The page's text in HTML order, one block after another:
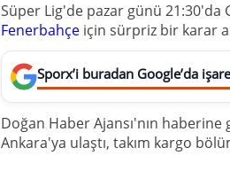
Süper Lig'de pazar günü 21:30'da
Fenerbahçe için sürpriz bir karar
Sporx’i buradan Google’da
Doğan Haber Ajansı'nın
Ankara'ya ulaştı, takım kargo